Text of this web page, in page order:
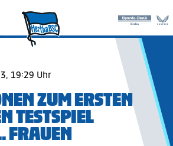
19:29 Uhr
ZUM ERSTEN
TESTSPIEL
FRAUEN